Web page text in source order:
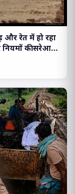
रेत में हो रहा
नियमों की सरेआम